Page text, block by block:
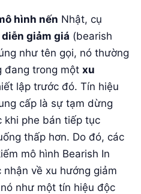
hình nến Nhật, cụ
giảm giá (bearish
như tên gọi, nó thường
đang trong một xu
lập trước đó. Tín hiệu
cấp là sự tạm dừng
khi phe bán tiếp tục
thấp hơn. Do đó, các
mô hình Bearish In
về xu hướng giảm
như một tín hiệu độc